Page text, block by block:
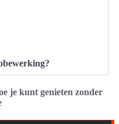
je kunt genieten zonder